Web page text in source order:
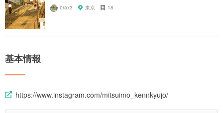
brax3 東京 18
基本情報
https://www.instagram.com/mitsuimo_kennkyujo/